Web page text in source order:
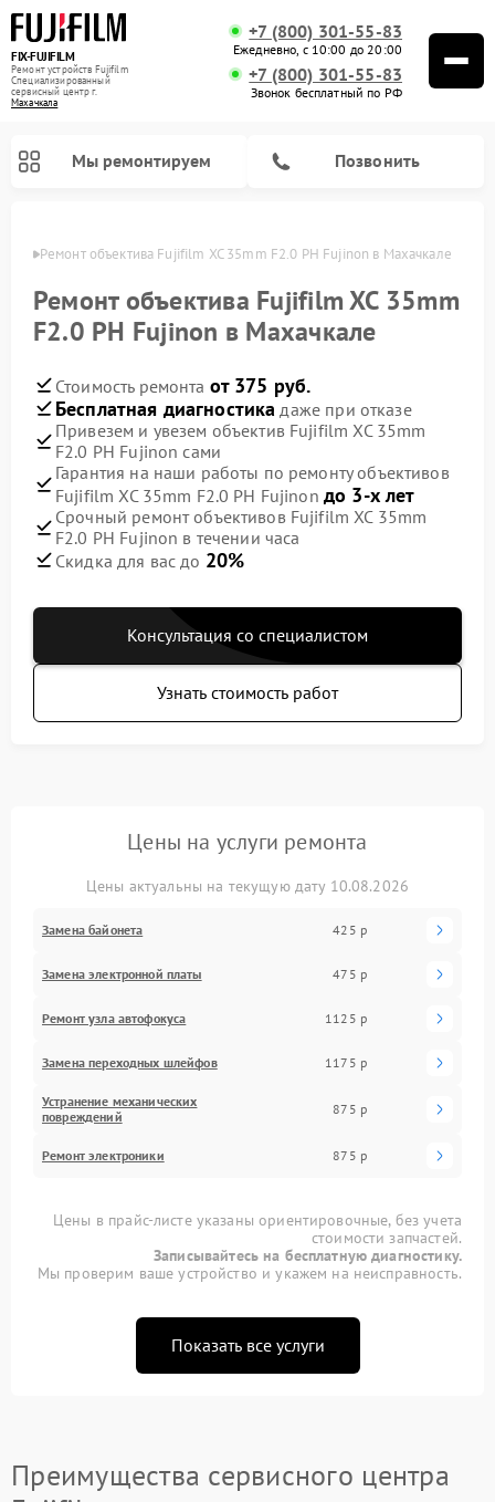
FIX-FUJIFILM
Ремонт устройств Fujifilm
Специализированный
cервисный центр г.
Махачкала
+7 (800) 301-55-83
Ежедневно, с 10:00 до 20:00
+7 (800) 301-55-83
Звонок бесплатный по РФ
Мы ремонтируем Позвонить
Ремонт объектива Fujifilm XC 35mm F2.0 PH Fujinon в Махачкале
Ремонт объектива Fujifilm XC 35mm
F2.0 PH Fujinon в Махачкале
Стоимость ремонта от 375 руб.
Бесплатная диагностика даже при отказе
Привезем и увезем объектив Fujifilm XC 35mm
F2.0 PH Fujinon сами
Гарантия на наши работы по ремонту объективов
Fujifilm XC 35mm F2.0 PH Fujinon до 3-х лет
Срочный ремонт объективов Fujifilm XC 35mm
F2.0 PH Fujinon в течении часа
Скидка для вас до 20%
Консультация со специалистом
Узнать стоимость работ
Цены на услуги ремонта
Цены актуальны на текущую дату 10.08.2026
Замена байонета 425 р
Замена электронной платы 475 р
Ремонт узла автофокуса 1125 р
Замена переходных шлейфов 1175 р
Устранение механических
повреждений
875 р
Ремонт электроники 875 р
Цены в прайс-листе указаны ориентировочные, без учета
стоимости запчастей.
Записывайтесь на бесплатную диагностику.
Мы проверим ваше устройство и укажем на неисправность.
Показать все услуги
Преимущества сервисного центра